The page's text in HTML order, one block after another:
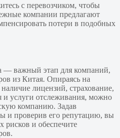
с перевозчиком, чтобы
компании предлагают
потери в подобных
— важный этап для компаний,
из Китая. Опираясь на
лицензий, страхование,
и услуги отслеживания, можно
компанию. Задав
и проверив его репутацию, вы
рисков и обеспечите